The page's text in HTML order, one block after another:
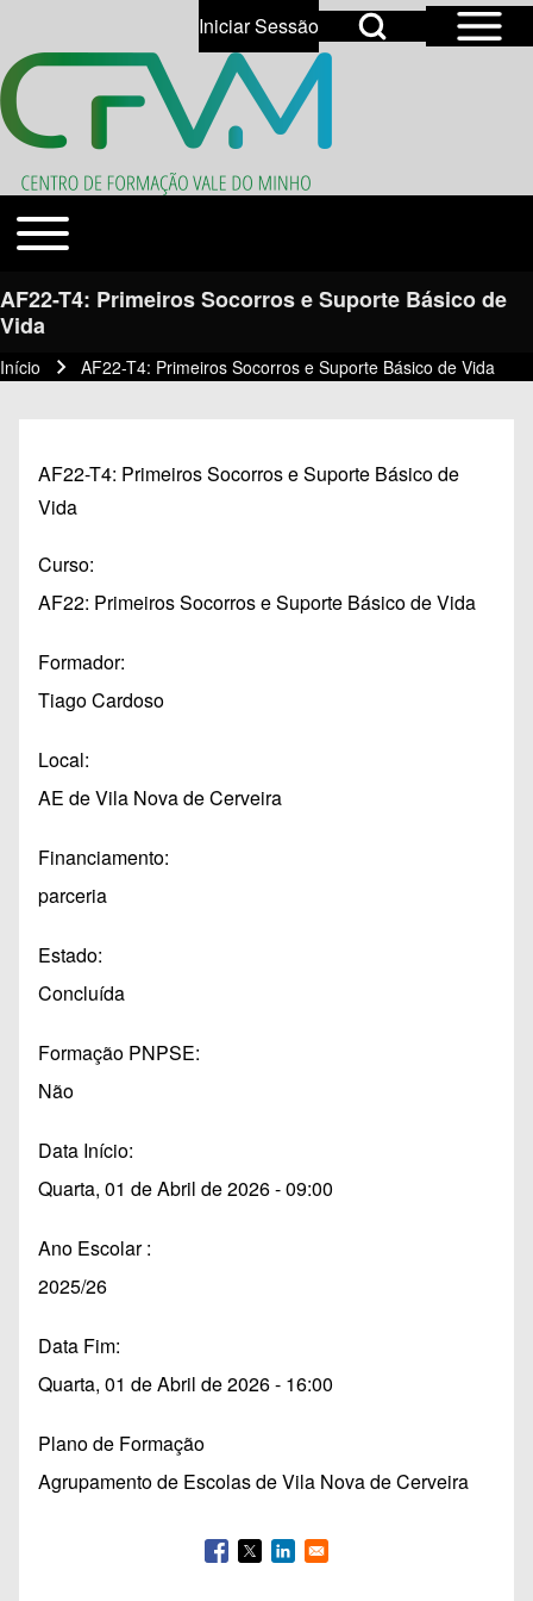
Close search
Search
Open Sidebar
Open Search Block
User account menu
Iniciar SessãoOpen login dialog
Temas
Toggle main menu
AF22-T4: Primeiros Socorros e Suporte Básico de
Vida
Navegação estrutural
Início AF22-T4: Primeiros Socorros e Suporte Básico de Vida
AF22-T4: Primeiros Socorros e Suporte Básico de
Vida
Curso
AF22: Primeiros Socorros e Suporte Básico de Vida
Formador
Tiago Cardoso
Local
AE de Vila Nova de Cerveira
Financiamento
parceria
Estado
Concluída
Formação PNPSE
Não
Data Início
Quarta, 01 de Abril de 2026 - 09:00
Ano Escolar
2025/26
Data Fim
Quarta, 01 de Abril de 2026 - 16:00
Plano de Formação
Agrupamento de Escolas de Vila Nova de Cerveira